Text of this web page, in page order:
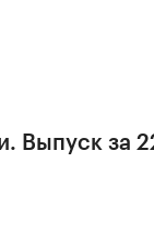
Выпуск за